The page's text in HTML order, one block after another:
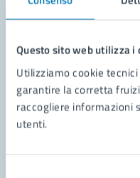
Questo sito web utilizza i
Utilizziamo cookie
garantire la corretta
raccogliere informazioni
utenti.
Leggi le domande
Richiedi assistenza
Prenota
Problemi in città